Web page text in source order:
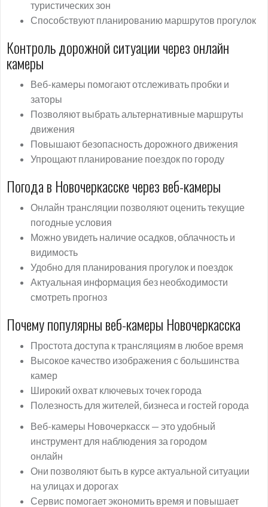
туристических зон
Способствуют планированию маршрутов прогулок
Контроль дорожной ситуации через онлайн
камеры
Веб-камеры помогают отслеживать пробки и
заторы
Позволяют выбрать альтернативные маршруты
движения
Повышают безопасность дорожного движения
Упрощают планирование поездок по городу
Погода в Новочеркасске через веб-камеры
Онлайн трансляции позволяют оценить текущие
погодные условия
Можно увидеть наличие осадков, облачность и
видимость
Удобно для планирования прогулок и поездок
Актуальная информация без необходимости
смотреть прогноз
Почему популярны веб-камеры Новочеркасска
Простота доступа к трансляциям в любое время
Высокое качество изображения с большинства
камер
Широкий охват ключевых точек города
Полезность для жителей, бизнеса и гостей города
Веб-камеры Новочеркасск — это удобный
инструмент для наблюдения за городом
онлайн
Они позволяют быть в курсе актуальной ситуации
на улицах и дорогах
Сервис помогает экономить время и повышает